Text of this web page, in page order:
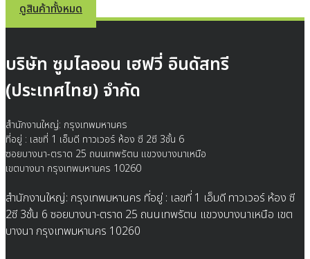
ดูสินค้าทั้งหมด
บริษัท ซูมไลออน เฮฟวี่ อินดัสทรี
(ประเทศไทย) จำกัด
สำนักงานใหญ่: กรุงเทพมหานคร
ที่อยู่ : เลขที่ 1 เอ็มดี ทาวเวอร์ ห้อง ซี 2ซี 3ชั้น 6
ซอยบางนา-ตราด 25 ถนนเทพรัตน แขวงบางนาเหนือ
เขตบางนา กรุงเทพมหานคร 10260
สำนักงานใหญ่: กรุงเทพมหานคร ที่อยู่ : เลขที่ 1 เอ็มดี ทาวเวอร์ ห้อง ซี
2ซี 3ชั้น 6 ซอยบางนา-ตราด 25 ถนนเทพรัตน แขวงบางนาเหนือ เขต
บางนา กรุงเทพมหานคร 10260